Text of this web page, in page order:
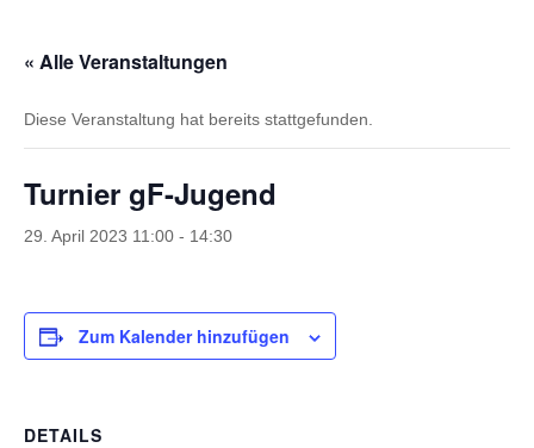
« Alle Veranstaltungen
Diese Veranstaltung hat bereits stattgefunden.
Turnier gF-Jugend
29. April 2023 11:00 - 14:30
Zum Kalender hinzufügen
DETAILS